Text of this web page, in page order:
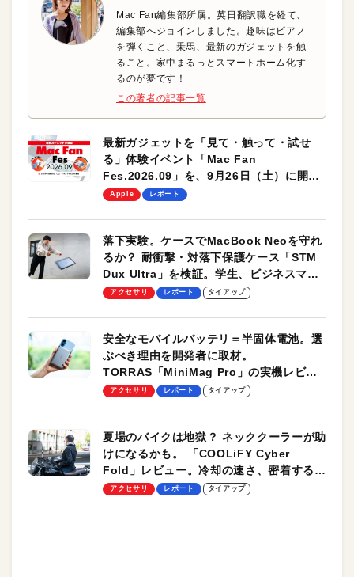
Mac Fan編集部所属。英日翻訳職を経て、
編集部へジョインしました。趣味はピアノ
を弾くこと、乗馬、最新のガジェットを触
ること。家中まるっとスマートホーム化す
るのが夢です！
この著者の記事一覧
最新ガジェットを「見て・触って・試せ
る」体験イベント「Mac Fan
Fes.2026.09」を、9月26日（土）に開催
します！
Apple レポート
落下実験。ケースでMacBook Neoを守れ
るか？ 耐衝撃・対落下保護ケース「STM
Dux Ultra」を検証。学生、ビジネスマン
のモバイルユースに最適！
アクセサリ レポート タイアップ
安全なモバイルバッテリ＝半固体電池。選
ぶべき理由を開発者に取材。
TORRAS「MiniMag Pro」の実機レビュ
ーも
アクセサリ レポート タイアップ
夏場のバイクは地獄？ ネッククーラーが助
けになるかも。 「COOLiFY Cyber
Fold」レビュー。冷却の速さ、密着する冷
却プレート、シンプルな操作性がグッド！
アクセサリ レポート タイアップ